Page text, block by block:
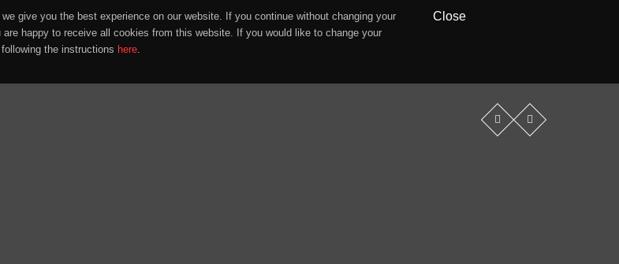
give you the best experience on our website. If you continue without changing your
happy to receive all cookies from this website. If you would like to change your
the instructions here.
Close